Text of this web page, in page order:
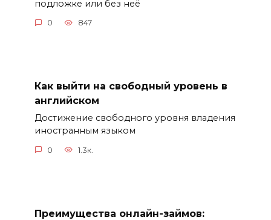
подложке или без неё
0 847
Как выйти на свободный уровень в
английском
Достижение свободного уровня владения
иностранным языком
0 1.3к.
Преимущества онлайн-займов: